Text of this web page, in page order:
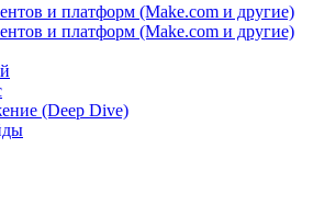
и платформ (Make.com и другие)
и платформ (Make.com и другие)
(Deep Dive)